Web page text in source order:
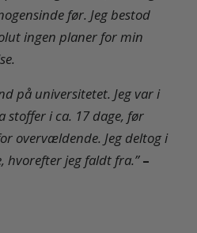
før. Jeg bestod
ingen planer for min
på universitetet. Jeg var i
i ca. 17 dage, før
overvældende. Jeg deltog i
hvorefter jeg faldt fra.” –